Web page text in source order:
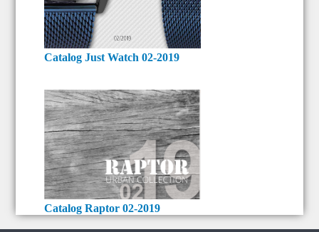
Catalog Just Watch 02-2019
Catalog Raptor 02-2019